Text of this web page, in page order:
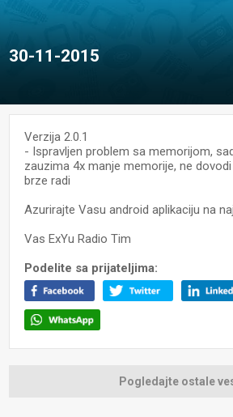
30-11-2015
Verzija 2.0.1
- Ispravljen problem sa memorijom,
zauzima 4x manje memorije, ne
brze radi
Azurirajte Vasu android aplikaciju na
Vas ExYu Radio Tim
Podelite sa prijateljima:
Pogledajte ostale